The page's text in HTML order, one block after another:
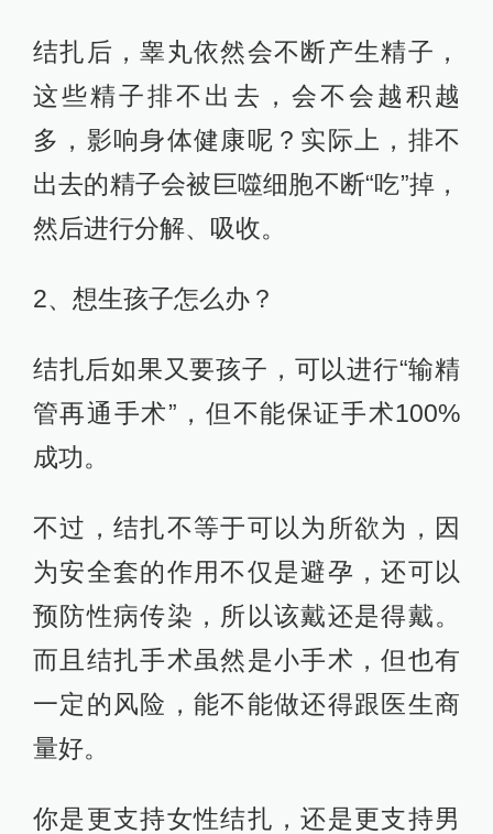
结扎后，睾丸依然会不断产生精子，
这些精子排不出去，会不会越积越
多，影响身体健康呢？实际上，排不
出去的精子会被巨噬细胞不断“吃”掉，
然后进行分解、吸收。
2、想生孩子怎么办？
结扎后如果又要孩子，可以进行“输精
管再通手术”，但不能保证手术100%
成功。
不过，结扎不等于可以为所欲为，因
为安全套的作用不仅是避孕，还可以
预防性病传染，所以该戴还是得戴。
而且结扎手术虽然是小手术，但也有
一定的风险，能不能做还得跟医生商
量好。
你是更支持女性结扎，还是更支持男